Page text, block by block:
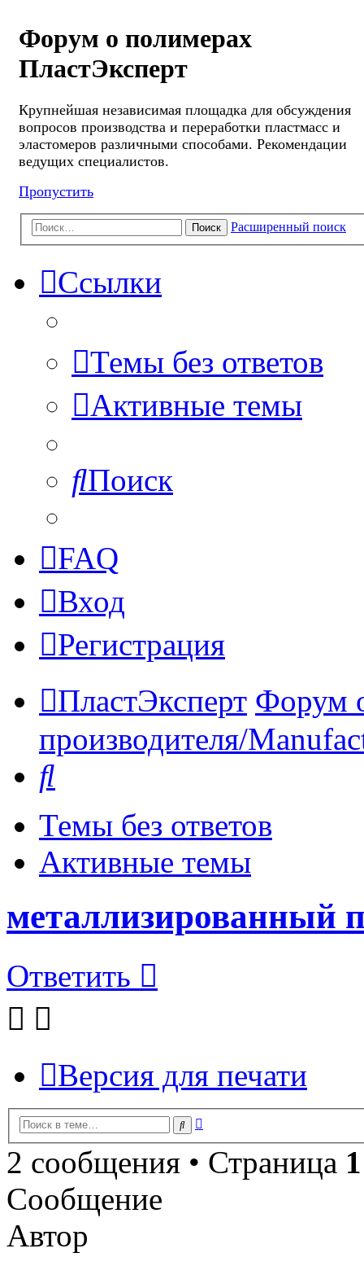
Форум о полимерах
ПластЭксперт
Крупнейшая независимая площадка для обсуждения
вопросов производства и переработки пластмасс и
эластомеров различными способами. Рекомендации
ведущих специалистов.
Пропустить
Поиск Расширенный поиск
Ссылки
Темы без ответов
Активные темы
Поиск
FAQ
Вход
Регистрация
ПластЭксперт Форум
производителя/
Темы без ответов
Активные темы
металлизированный
Ответить
Версия для печати
Поиск
2 сообщения • Страница 1
Сообщение
Автор